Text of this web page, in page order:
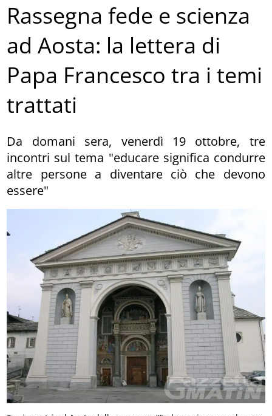
Rassegna fede e scienza
ad Aosta: la lettera di
Papa Francesco tra i temi
trattati
Da domani sera, venerdì 19 ottobre, tre
incontri sul tema "educare significa condurre
altre persone a diventare ciò che devono
essere"